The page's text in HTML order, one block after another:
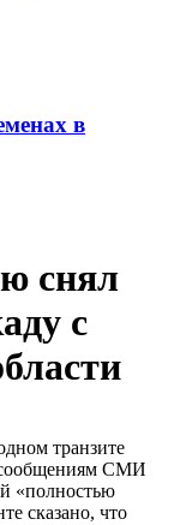
в
снял
с
транзите
сообщениям СМИ
«полностью
сказано, что